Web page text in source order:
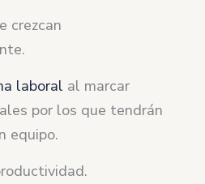
crezcan
laboral al marcar
por los que tendrán
equipo.